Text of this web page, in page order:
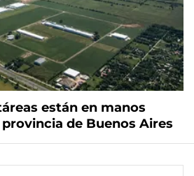
están en manos
de Buenos Aires